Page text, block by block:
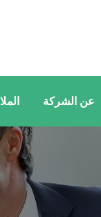
عن الشركة